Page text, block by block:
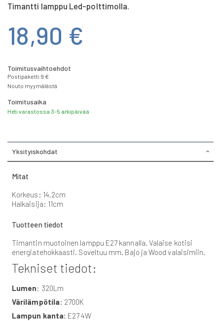
gallery
Timantti lamppu Led-polttimolla.
18,90 €
Toimitusvaihtoehdot
Postipaketti 9 €
Nouto myymälästä
Toimitusaika
Heti varastossa 3-5 arkipäivää
Yksityiskohdat
Mitat
Korkeus: 14,2cm
Halkaisija: 11cm
Tuotteen tiedot
Timantin muotoinen lamppu E27 kannalla. Valaise kotisi
energiatehokkaasti. Soveltuu mm. Bajo ja Wood valaisimiin.
Tekniset tiedot:
Lumen: 320Lm
Värilämpötila: 2700K
Lampun kanta: E27 4W